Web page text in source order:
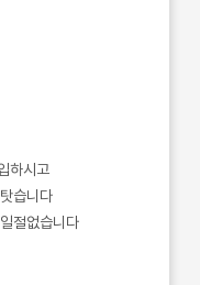
하시고
습니다
절없습니다